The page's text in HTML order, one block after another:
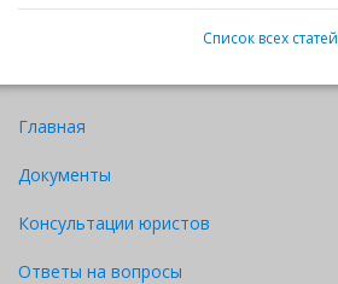
Список всех статей
Главная
Документы
Консультации юристов
Ответы на вопросы